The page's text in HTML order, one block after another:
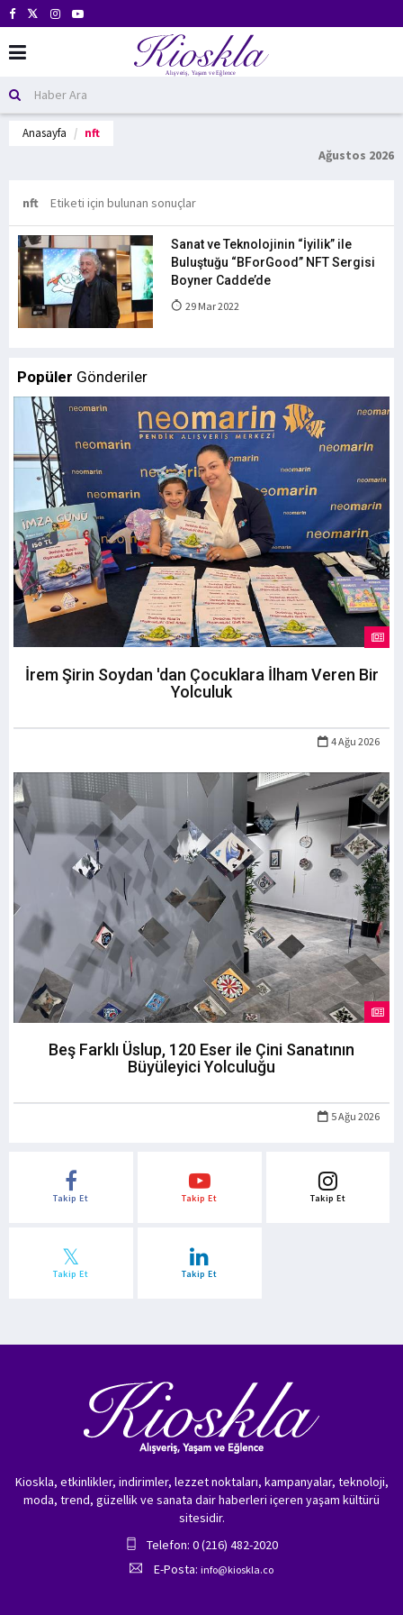
Anasayfa nft
Ağustos 2026
nft Etiketi için bulunan sonuçlar
Sanat ve Teknolojinin “İyilik” ile
Buluştuğu “BForGood” NFT Sergisi
Boyner Cadde’de
29 Mar 2022
Popüler Gönderiler
İrem Şirin Soydan 'dan Çocuklara İlham Veren Bir
Yolculuk
4 Ağu 2026
Beş Farklı Üslup, 120 Eser ile Çini Sanatının
Büyüleyici Yolculuğu
5 Ağu 2026
Takip Et Takip Et Takip Et
Takip Et Takip Et
Kioskla, etkinlikler, indirimler, lezzet noktaları, kampanyalar, teknoloji,
moda, trend, güzellik ve sanata dair haberleri içeren yaşam kültürü
sitesidir.
Telefon: 0 (216) 482-2020
E-Posta: info@kioskla.co